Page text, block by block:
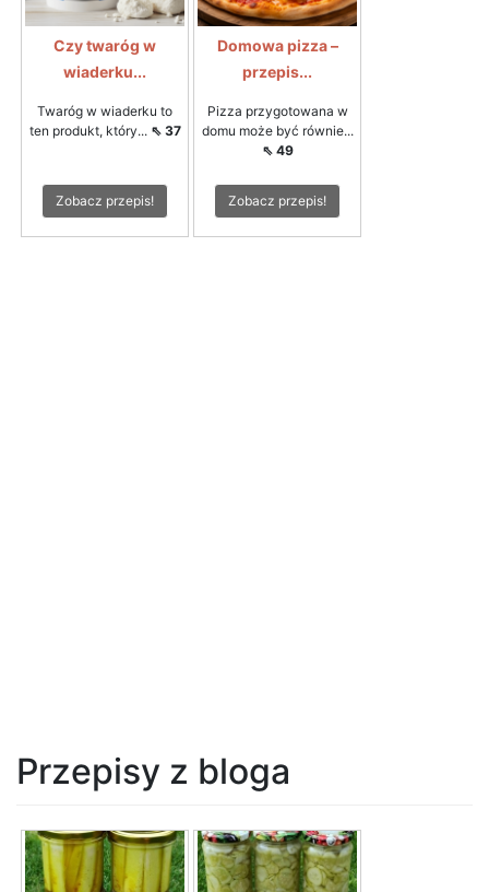
Czy twaróg w
wiaderku...
Twaróg w wiaderku to
ten produkt, który... ⇖ 37
Zobacz przepis!
Domowa pizza –
przepis...
Pizza przygotowana w
domu może być równie...
⇖ 49
Zobacz przepis!
Przepisy z bloga